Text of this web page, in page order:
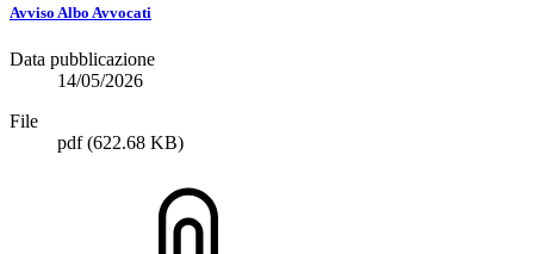
Avviso Albo Avvocati
Data pubblicazione
14/05/2026
File
pdf(622.68 KB)